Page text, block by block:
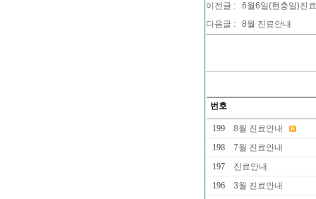
이전글 : 6월6일(현충일)진
다음글 : 8월 진료안내
번호
199
8월 진료안내
198
7월 진료안내
197
진료안내
196
3월 진료안내